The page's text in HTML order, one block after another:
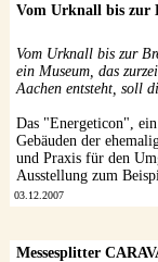
Vom Urknall bis zur
Vom Urknall bis zur
ein Museum, das
Aachen entsteht, soll
Das "Energeticon",
Gebäuden der
und Praxis für den
Ausstellung zum
03.12.2007
Messesplitter